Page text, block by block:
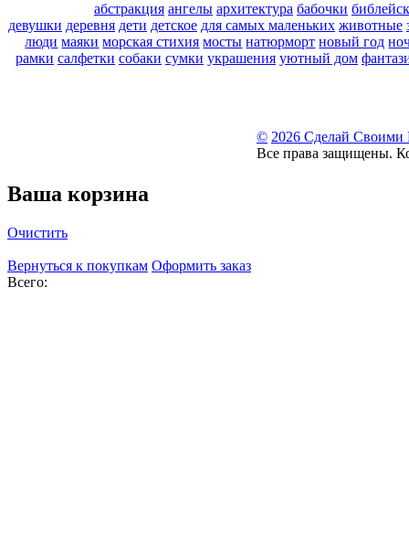
абстракция ангелы архитектура бабочки
девушки деревня дети детское для самых маленьких животные
люди маяки морская стихия мосты натюрморт новый год
рамки салфетки собаки сумки украшения уютный дом
© 2026 Сделай Своими
Все права защищены.
Ваша корзина
Очистить
Вернуться к покупкам Оформить заказ
Всего: